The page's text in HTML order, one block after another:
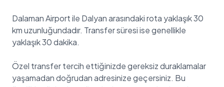
Dalaman Airport ile Dalyan arasındaki rota yaklaşık 30
km uzunluğundadır. Transfer süresi ise genellikle
yaklaşık 30 dakika.
Özel transfer tercih ettiğinizde gereksiz duraklamalar
yaşamadan doğrudan adresinize geçersiniz. Bu